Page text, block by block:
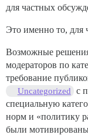
для частных
Это именно то, для
Возможные
модераторов по
требование
Uncategorized
с
специальную
норм и «политику
были мотивированы